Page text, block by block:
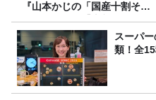
『山本かじの「国産十割そ
ば」』とは？【十割そば10種
食べ比べ】
スーパ
類！全